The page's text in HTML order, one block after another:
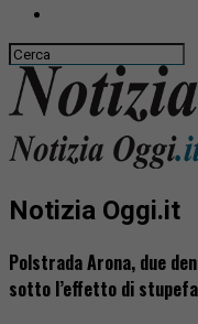
Notizia Oggi.it
Polstrada Arona, due
sotto l’effetto di